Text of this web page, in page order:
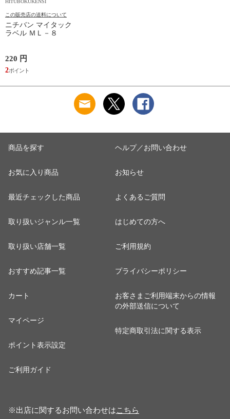
HITUBOKUKENSI
この販売店の送料について
ニチバン マイタック
ラベル ＭＬ－８
220 円
2
商品を探す
お気に入り商品
最近チェックした商品
取り扱いジャンル一覧
取り扱い店舗一覧
おすすめ記事一覧
カート
マイページ
ポイント表示設定
ご利用ガイド
ヘルプ／お問い合わせ
お知らせ
よくあるご質問
はじめての方へ
ご利用規約
プライバシーポリシー
お客さまご利用端末からの情報
の外部送信について
特定商取引法に関する表示
※出店に関するお問い合わせはこちら